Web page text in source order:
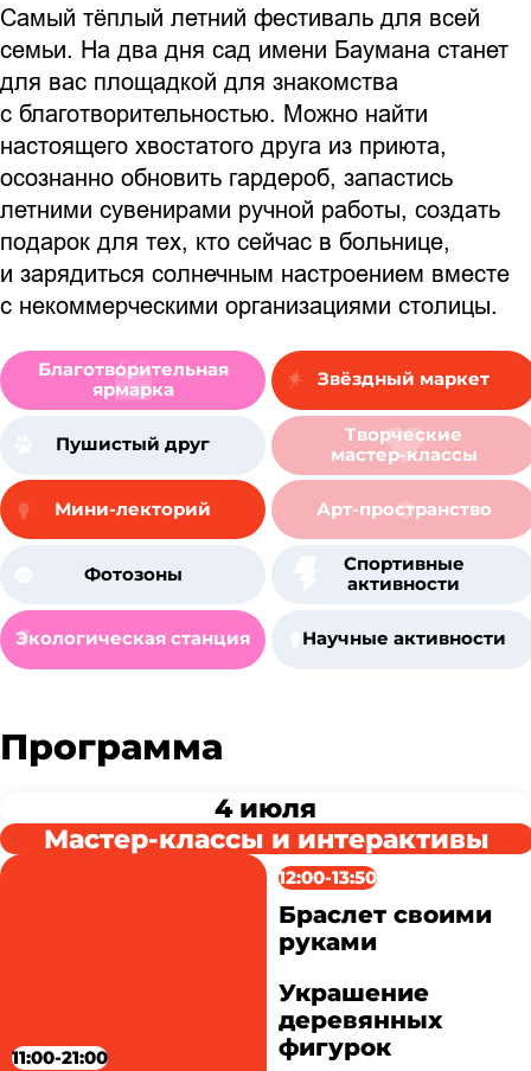
Самый тёплый летний фестиваль для всей
семьи. На два дня сад имени Баумана станет
для вас площадкой для знакомства
с благотворительностью. Можно найти
настоящего хвостатого друга из приюта,
осознанно обновить гардероб, запастись
летними сувенирами ручной работы, создать
подарок для тех, кто сейчас в больнице,
и зарядиться солнечным настроением вместе
с некоммерческими организациями столицы.
Благотворительная
ярмарка
Звёздный маркет
Пушистый друг
Творческие
мастер-классы
Мини-лекторий Арт-пространство
Фотозоны
Спортивные
активности
Экологическая станция Научные активности
Программа
4 июля
Мастер-классы и интерактивы
11:00-21:00
12:00-13:50
Браслет своими
руками
Украшение
деревянных
фигурок